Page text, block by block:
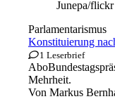
Junepa/flickr
Parlamentarismus
Konstituierung
1 Leserbrief
Abo
Mehrheit.
Von Markus